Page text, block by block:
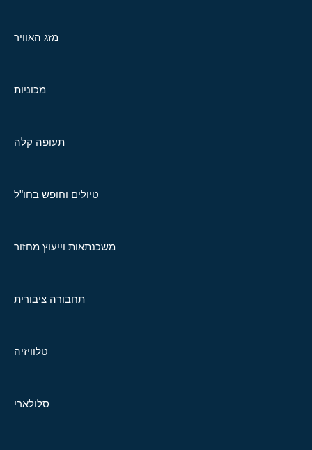
מזג האוויר
מכוניות
תעופה קלה
טיולים וחופש בחו"ל
משכנתאות וייעוץ מחזור
תחבורה ציבורית
טלוויזיה
סלולארי